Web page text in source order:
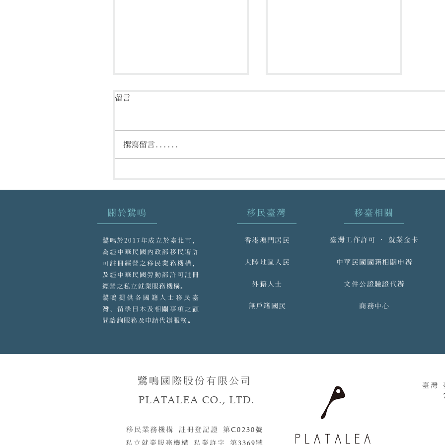
留言
撰寫留言......
關於鷺鳴
鷺鳴於2017年成立於臺北市，
為經中華民國內政部移民署許
可註冊經營之移民業務機構，
及經中華民國勞動部許可註冊
經營之私立就業服務機構。
鷺鳴提供各國籍人士移民臺
灣、留學日本及相關事項之顧
問諮詢服務及申請代辦服務。
移民臺灣
香港澳門居民
大陸地區人民
外籍人士
無戶籍國民
移臺相關
臺灣工作許可 ‧ 就業金卡
中華民國國籍相關申辦
文件公證驗證代辦
商務中心
鷺鳴國際股份有限公司
PLATALEA CO., LTD.
移民業務機構 註冊登記證 第C0230號​​
私立就業服務機構 私業許字 第3369號
臺灣